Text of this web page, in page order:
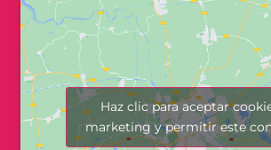
Haz clic para aceptar
marketing y permitir este